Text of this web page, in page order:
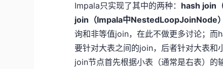
Impala只实现了其中的两种： hash join
join（Impala中NestedLoopJoinNode）
询和非等值join，在此不做更多讨论；而
要针对大表之间的join，后者针对大表和
join节点首先根据小表（通常是右表）